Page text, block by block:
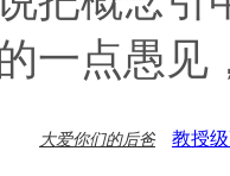
一点愚
大爱你们的后爸 教授